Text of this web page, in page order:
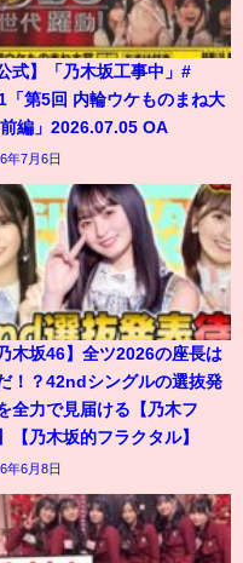
公式】「乃木坂工事中」#
「第5回 内輪ウケものまね大
編」2026.07.05 OA
年7月6日
乃木坂46】全ツ2026の座長は
！？42ndシングルの選抜発
全力で見届ける【乃木フ
【乃木坂的フラクタル】
年6月8日